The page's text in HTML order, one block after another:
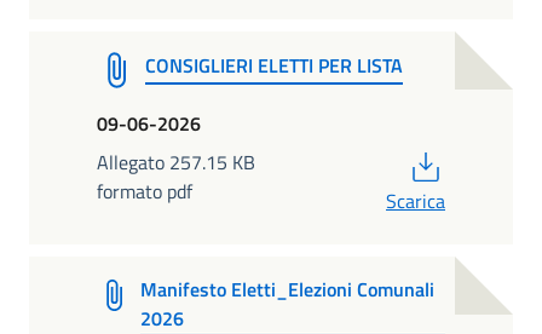
CONSIGLIERI ELETTI PER LISTA
09-06-2026
Allegato 257.15 KB
formato pdf
Scarica
Manifesto Eletti_Elezioni Comunali
2026